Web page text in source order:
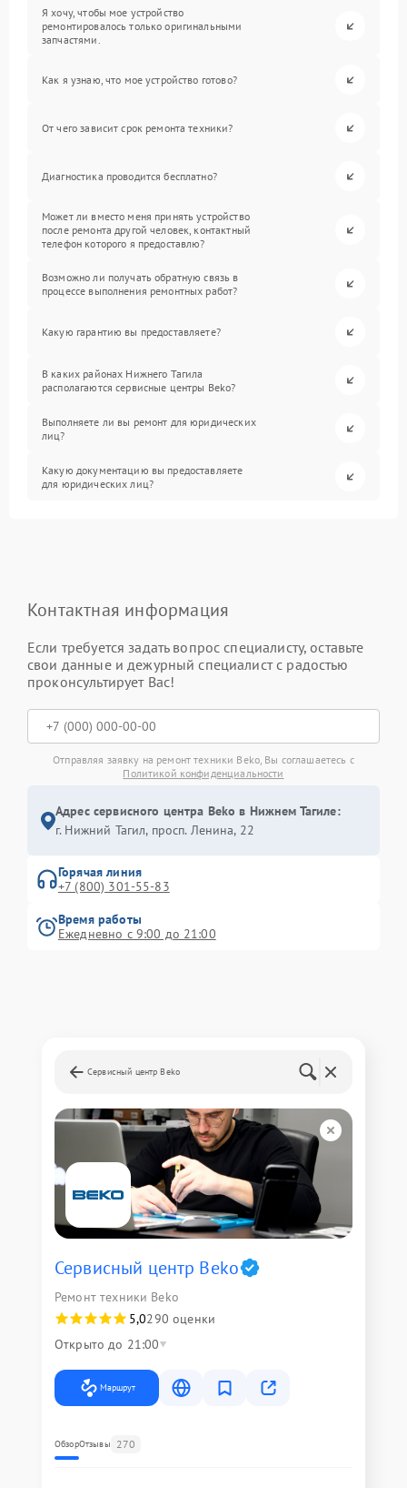
Я хочу, чтобы мое устройство
ремонтировалось только оригинальными
запчастями.
Как я узнаю, что мое устройство готово?
От чего зависит срок ремонта техники?
Диагностика проводится бесплатно?
Может ли вместо меня принять устройство
после ремонта другой человек, контактный
телефон которого я предоставлю?
Возможно ли получать обратную связь в
процессе выполнения ремонтных работ?
Какую гарантию вы предоставляете?
В каких районах Нижнего Тагила
располагаются сервисные центры Beko?
Выполняете ли вы ремонт для юридических
лиц?
Какую документацию вы предоставляете
для юридических лиц?
Контактная информация
Если требуется задать вопрос специалисту, оставьте
свои данные и дежурный специалист с радостью
проконсультирует Вас!
Отправляя заявку на ремонт техники Beko, Вы соглашаетесь с
Политикой конфиденциальности
Адрес сервисного центра Beko в Нижнем Тагиле:
г. Нижний Тагил, просп. Ленина, 22
Горячая линия
+7 (800) 301-55-83
Время работы
Ежедневно с 9:00 до 21:00
Сервисный центр Beko
Сервисный центр Beko
Ремонт техники Beko
5,0290 оценки
Открыто до 21:00
Маршрут
ОбзорОтзывы 270